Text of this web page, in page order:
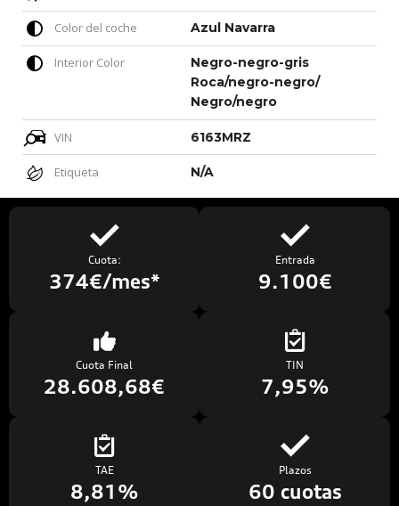
Color del coche Azul Navarra
Interior Color
Negro-negro-gris
Roca/negro-negro/
Negro/negro
VIN 6163MRZ
Etiqueta N/A
Cuota:
374€/mes*
Entrada
9.100€
Cuota Final
28.608,68€
TIN
7,95%
TAE
8,81%
Plazos
60 cuotas